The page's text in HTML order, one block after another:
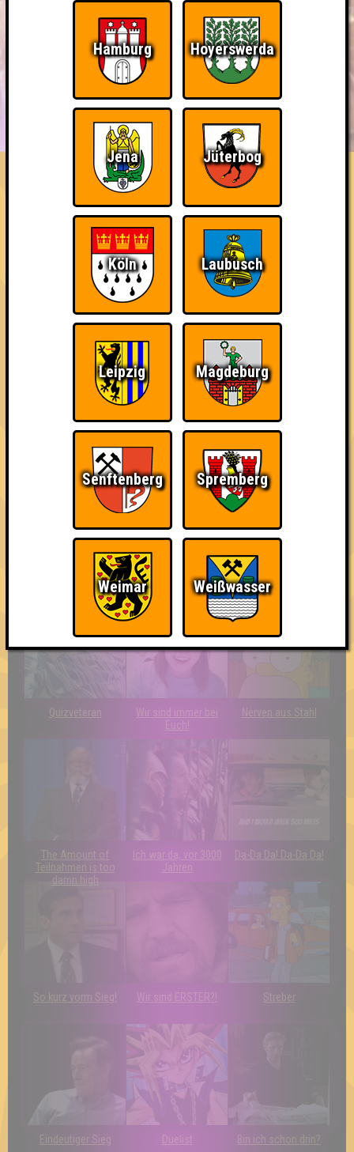
HIGHSCORE RESERVIERUNG
FAQ ÜBER UNS
Errungenschaften
Kleiner Hinweis: bei uns sind Teams, die in einem Stechen
verlieren, trotzdem auf dem 1. Platz - den haben sie sich
schließlich verdient! Entsprechend gibt es für diese auch
Errungenschaften für den 1. Platz.
The Last of Us
Wiederzehn macht
Teil der Oberschicht
Knapp daneben!
Schon wieder zum
Quiz?!
Quizveteran
Wir sind immer bei
Euch!
Nerven aus Stahl
The Amount of
Teilnahmen is too
damn high
Ich war da, vor 3000
Jahren
Da-Da Da! Da-Da Da!
So kurz vorm Sieg! Wir sind ERSTER?! Streber
Eindeutiger Sieg Duelist Bin ich schon drin?
Hamburg Hoyerswerda
Jena Jüterbog
Köln Laubusch
Leipzig Magdeburg
Senftenberg Spremberg
Weimar Weißwasser